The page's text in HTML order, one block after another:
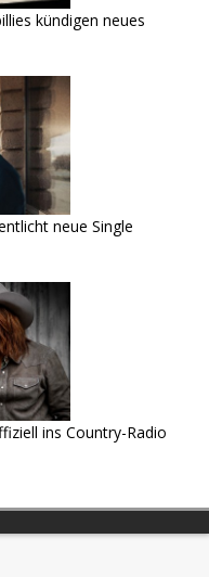
kündigen neues
neue Single
ins Country-Radio